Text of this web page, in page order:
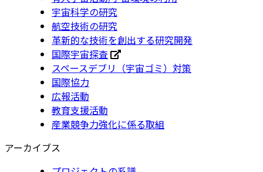
宇宙科学の研究
航空技術の研究
革新的な技術を創出する研究開発
国際宇宙探査
スペースデブリ（宇宙ゴミ）対策
国際協力
広報活動
教育支援活動
産業競争力強化に係る取組
アーカイブス